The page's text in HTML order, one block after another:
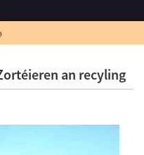
an recyling